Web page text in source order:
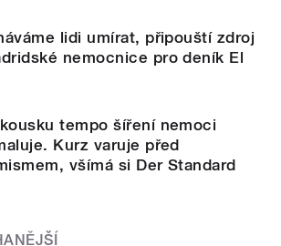
lidi umírat, připouští zdroj
nemocnice pro deník El
tempo šíření nemoci
Kurz varuje před
všímá si Der Standard